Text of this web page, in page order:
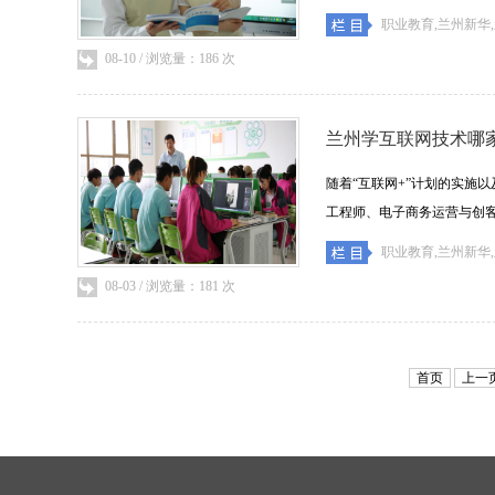
08-10 / 浏览量：186 次
职业教育,兰州新华
08-03 / 浏览量：181 次
兰州学互联网技术哪
随着“互联网+”计划的实施
工程师、电子商务运营与创
职业教育,兰州新华
首页 上一